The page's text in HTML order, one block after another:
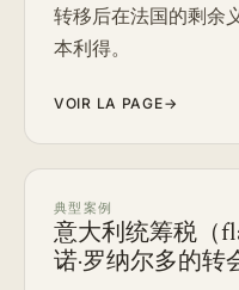
转移后在法国的剩余
本利得。
VOIR LA PAGE→
典型案例
意大利统筹税（
诺·罗纳尔多的转